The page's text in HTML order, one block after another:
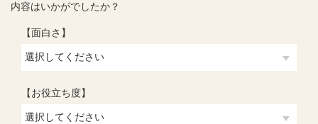
内容はいかがでしたか？
【面白さ】
【お役立ち度】